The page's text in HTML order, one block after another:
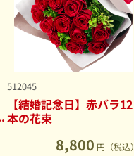
512045
【結婚記念日】赤バラ12
本の花束
8,800 円（税込）